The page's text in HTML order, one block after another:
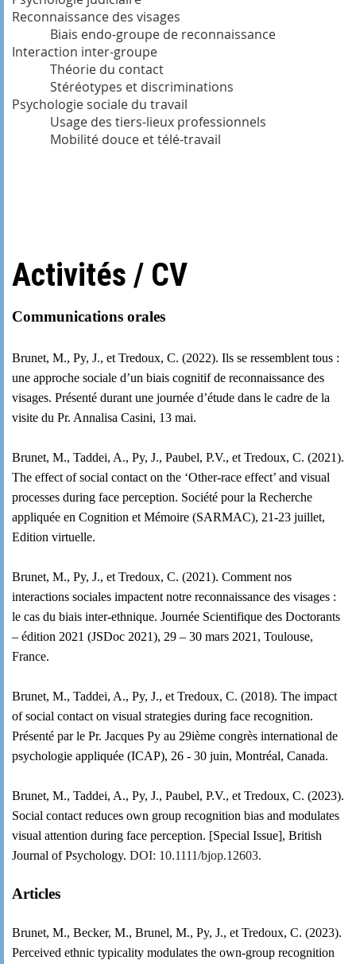
Reconnaissance des visages
Biais endo-groupe de reconnaissance
Interaction inter-groupe
Théorie du contact
Stéréotypes et discriminations
Psychologie sociale du travail
Usage des tiers-lieux professionnels
Mobilité douce et télé-travail
Activités / CV
Communications orales
Brunet, M., Py, J., et Tredoux, C. (2022). Ils se ressemblent tous :
une approche sociale d’un biais cognitif de reconnaissance des
visages. Présenté durant une journée d’étude dans le cadre de la
visite du Pr. Annalisa Casini, 13 mai.
Brunet, M., Taddei, A., Py, J., Paubel, P.V., et Tredoux, C. (2021).
The effect of social contact on the ‘Other-race effect’ and visual
processes during face perception. Société pour la Recherche
appliquée en Cognition et Mémoire (SARMAC), 21-23 juillet,
Edition virtuelle.
Brunet, M., Py, J., et Tredoux, C. (2021). Comment nos
interactions sociales impactent notre reconnaissance des visages :
le cas du biais inter-ethnique. Journée Scientifique des Doctorants
– édition 2021 (JSDoc 2021), 29 – 30 mars 2021, Toulouse,
France.
Brunet, M., Taddei, A., Py, J., et Tredoux, C. (2018). The impact
of social contact on visual strategies during face recognition.
Présenté par le Pr. Jacques Py au 29ième congrès international de
psychologie appliquée (ICAP), 26 - 30 juin, Montréal, Canada.
Brunet, M., Taddei, A., Py, J., Paubel, P.V., et Tredoux, C. (2023).
Social contact reduces own group recognition bias and modulates
visual attention during face perception. [Special Issue], British
Journal of Psychology. DOI: 10.1111/bjop.12603.
Articles
Brunet, M., Becker, M., Brunel, M., Py, J., et Tredoux, C. (2023).
Perceived ethnic typicality modulates the own-group recognition